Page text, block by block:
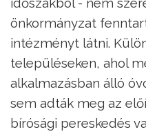
időszakból - nem
önkormányzat
intézményt látni.
településeken, ahol
alkalmazásban álló
sem adták meg az
bírósági pereskedés